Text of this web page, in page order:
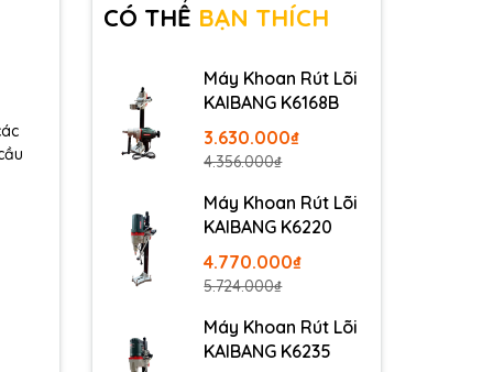
CÓ THỂ BẠN THÍCH
Máy Khoan Rút Lõi
KAIBANG K6168B
3.630.000₫
4.356.000₫
Máy Khoan Rút Lõi
KAIBANG K6220
4.770.000₫
5.724.000₫
Máy Khoan Rút Lõi
KAIBANG K6235